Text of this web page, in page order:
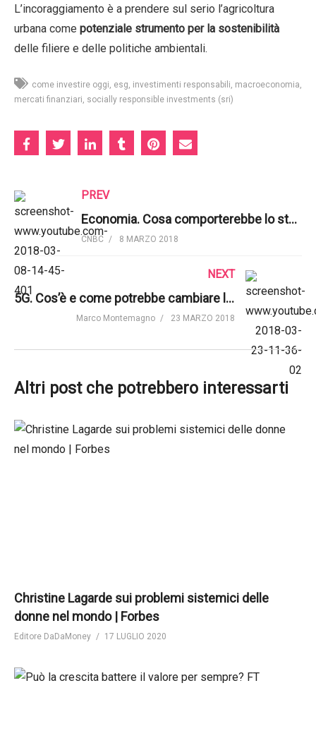
L’incoraggiamento è a prendere sul serio l’agricoltura
urbana come potenziale strumento per la sostenibilità
delle filiere e delle politiche ambientali.
come investire oggi esg investimenti responsabili macroeconomia
mercati finanziari socially responsible investments (sri)
PREV
Economia. Cosa comporterebbe lo stesso stipendio per uomini e donne? | CNBC International
CNBC 8 MARZO 2018
NEXT
5G. Cos’è e come potrebbe cambiare le cose | Marco Montemagno
Marco Montemagno 23 MARZO 2018
Altri post che potrebbero interessarti
Christine Lagarde sui problemi sistemici delle
donne nel mondo | Forbes
Editore DaDaMoney 17 LUGLIO 2020